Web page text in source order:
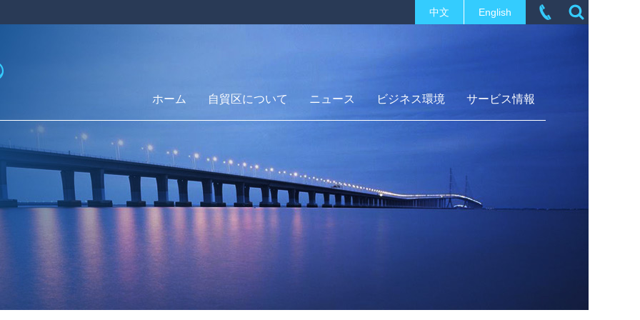
中文 English
ホーム 自貿区について ニュース ビジネス環境 サービス情報